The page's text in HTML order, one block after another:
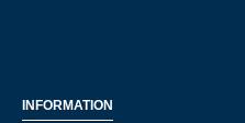
INFORMATION